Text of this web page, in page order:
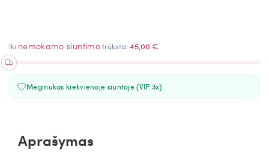
Iki nemokamo siuntimotrūksta:45,00 €
Mėginukas kiekvienoje siuntoje (VIP 3x)
Aprašymas